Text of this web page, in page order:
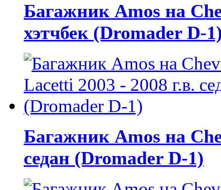
Багажник Amos на
хэтчбек (Dromader D-
Багажник Amos на
седан (Dromader D-1)